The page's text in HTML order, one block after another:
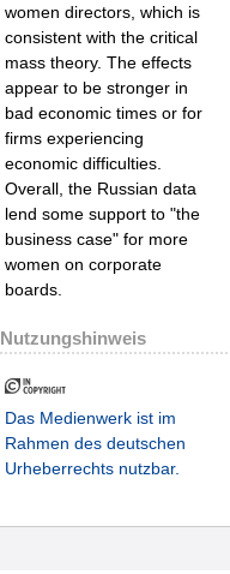
women directors, which is
consistent with the critical
mass theory. The effects
appear to be stronger in
bad economic times or for
firms experiencing
economic difficulties.
Overall, the Russian data
lend some support to "the
business case" for more
women on corporate
boards.
Nutzungshinweis
Das Medienwerk ist im
Rahmen des deutschen
Urheberrechts nutzbar.